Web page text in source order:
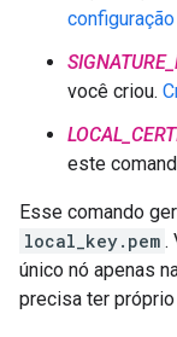
você criou.
este
Esse comando
local_key.pem .
único nó apenas
precisa ter